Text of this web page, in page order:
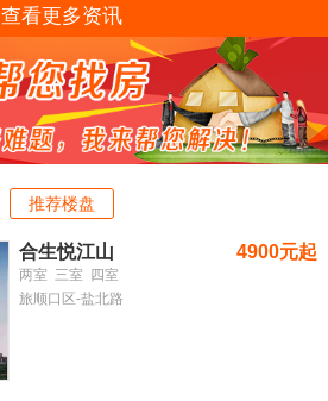
查看更多资讯
推荐楼盘
合生悦江山 4900元起
两室 三室
四室
旅顺口区-盐北路